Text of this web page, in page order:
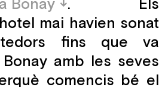
Bonay
. Els
mai havien sonat
fins que va
amb les seves
comencis bé el